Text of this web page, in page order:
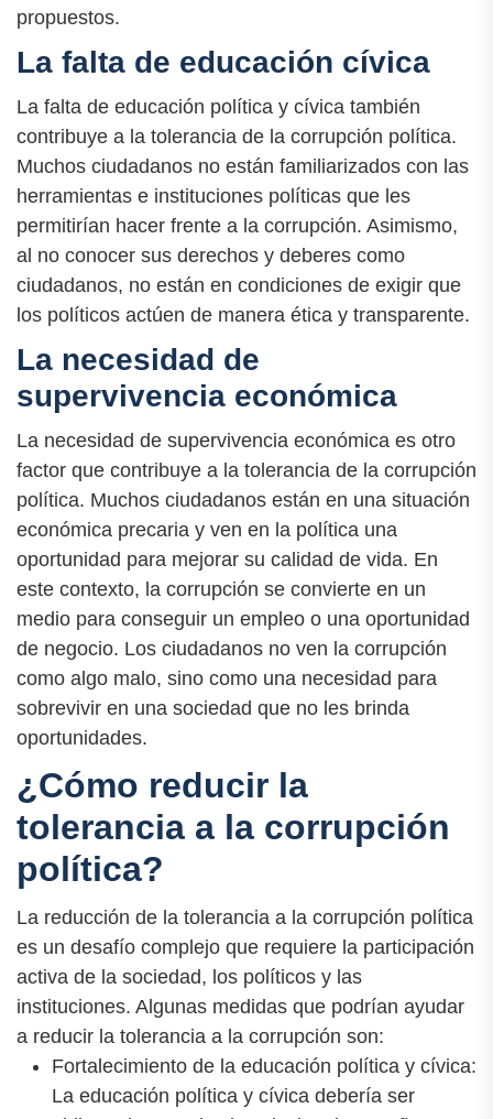
propuestos.
La falta de educación cívica
La falta de educación política y cívica también
contribuye a la tolerancia de la corrupción política.
Muchos ciudadanos no están familiarizados con las
herramientas e instituciones políticas que les
permitirían hacer frente a la corrupción. Asimismo,
al no conocer sus derechos y deberes como
ciudadanos, no están en condiciones de exigir que
los políticos actúen de manera ética y transparente.
La necesidad de
supervivencia económica
La necesidad de supervivencia económica es otro
factor que contribuye a la tolerancia de la corrupción
política. Muchos ciudadanos están en una situación
económica precaria y ven en la política una
oportunidad para mejorar su calidad de vida. En
este contexto, la corrupción se convierte en un
medio para conseguir un empleo o una oportunidad
de negocio. Los ciudadanos no ven la corrupción
como algo malo, sino como una necesidad para
sobrevivir en una sociedad que no les brinda
oportunidades.
¿Cómo reducir la
tolerancia a la corrupción
política?
La reducción de la tolerancia a la corrupción política
es un desafío complejo que requiere la participación
activa de la sociedad, los políticos y las
instituciones. Algunas medidas que podrían ayudar
a reducir la tolerancia a la corrupción son:
Fortalecimiento de la educación política y cívica:
La educación política y cívica debería ser